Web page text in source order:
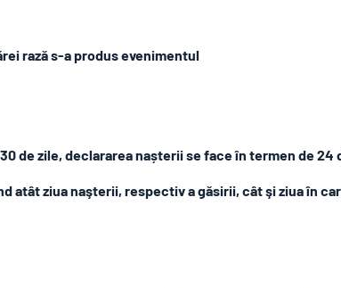
rază s-a produs evenimentul
zile, declararea nașterii se face în termen de 24
atât ziua naşterii, respectiv a găsirii, cât şi ziua în